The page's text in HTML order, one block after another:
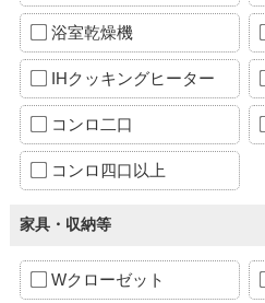
浴室乾燥機
IHクッキングヒーター
コンロ二口
コンロ四口以上
家具・収納等
Wクローゼット